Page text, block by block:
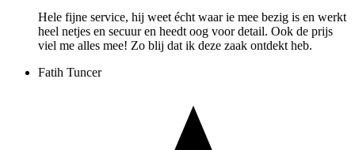
Hele fijne service, hij weet écht waar ie mee bezig is en werkt
heel netjes en secuur en heedt oog voor detail. Ook de prijs
viel me alles mee! Zo blij dat ik deze zaak ontdekt heb.
Fatih Tuncer